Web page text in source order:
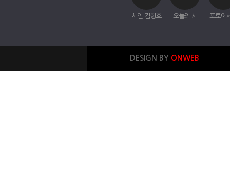
시인 김형효 오늘의 시 포토에
DESIGN BY ONWEB